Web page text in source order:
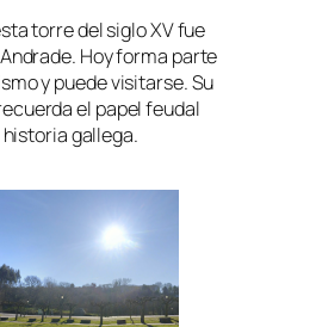
torre del siglo XV fue
Hoy forma parte
y puede visitarse. Su
el papel feudal
gallega.